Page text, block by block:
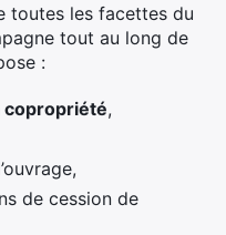
toutes les facettes du
tout au long de
:
copropriété,
de cession de